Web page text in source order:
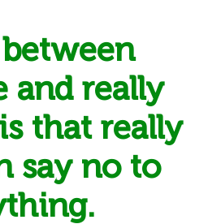
and really
that really
say no to